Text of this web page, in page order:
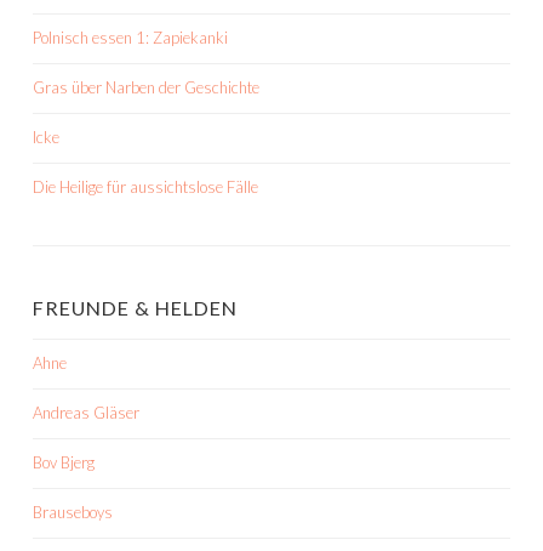
Polnisch essen 1: Zapiekanki
Gras über Narben der Geschichte
Icke
Die Heilige für aussichtslose Fälle
FREUNDE & HELDEN
Ahne
Andreas Gläser
Bov Bjerg
Brauseboys